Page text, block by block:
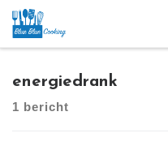
Ga naar inhoud
energiedrank
1 bericht